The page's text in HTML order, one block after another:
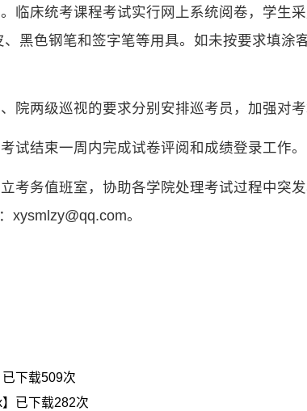
临床统考课程考试实行网上系统阅卷，学生
黑色钢笔和签字笔等用具。如未按要求填涂
院两级巡视的要求分别安排巡考员，加强对
试结束一周内完成试卷评阅和成绩登录工作。
考务值班室，协助各学院处理考试过程中突
xysmlzy@qq.com。
已下载509次
】已下载282次